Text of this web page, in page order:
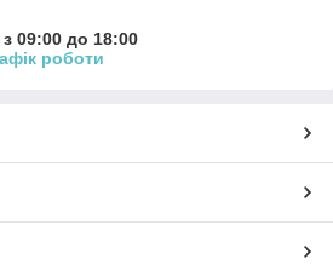
09:00 до 18:00
роботи